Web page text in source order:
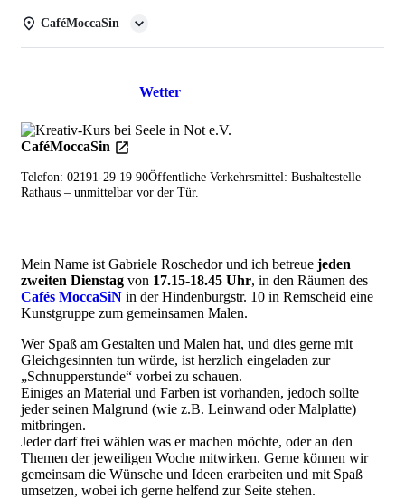
CaféMoccaSin
Wetter
CaféMoccaSin
Telefon: 02191-29 19 90Öffentliche Verkehrsmittel: Bushaltestelle –
Rathaus – unmittelbar vor der Tür.
Mein Name ist Gabriele Roschedor und ich betreue jeden
zweiten Dienstag von 17.15-18.45 Uhr, in den Räumen des
Cafés MoccaSiN in der Hindenburgstr. 10 in Remscheid eine
Kunstgruppe zum gemeinsamen Malen.
Wer Spaß am Gestalten und Malen hat, und dies gerne mit
Gleichgesinnten tun würde, ist herzlich eingeladen zur
„Schnupperstunde“ vorbei zu schauen.
Einiges an Material und Farben ist vorhanden, jedoch sollte
jeder seinen Malgrund (wie z.B. Leinwand oder Malplatte)
mitbringen.
Jeder darf frei wählen was er machen möchte, oder an den
Themen der jeweiligen Woche mitwirken. Gerne können wir
gemeinsam die Wünsche und Ideen erarbeiten und mit Spaß
umsetzen, wobei ich gerne helfend zur Seite stehen.